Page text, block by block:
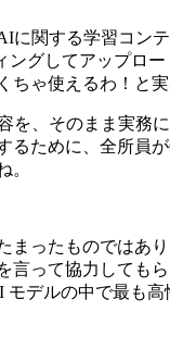
関する学習コン
グしてアップロ
ゃ使えるわ！と実
を、そのまま実
ために、全所員
。
ったものでは
って協力しても
デルの中で最も